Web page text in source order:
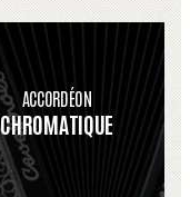
ACCORDÉON
CHROMATIQUE